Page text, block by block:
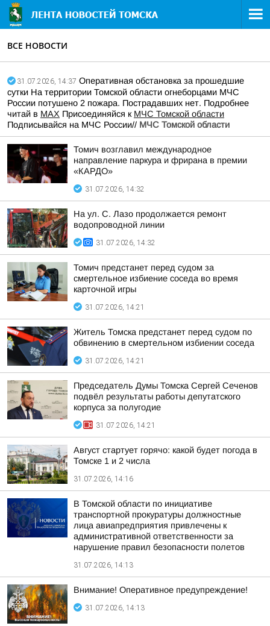
ВСЕ НОВОСТИ
31.07.2026, 14:37 Оперативная обстановка за прошедшие
сутки На территории Томской области огнеборцами МЧС
России потушено 2 пожара. Пострадавших нет. Подробнее
читай в МАХ Присоединяйся к МЧС Томской области
Подписывайся на МЧС России// МЧС Томской области
Томич возглавил международное
направление паркура и фрирана в премии
«КАРДО»
31.07.2026, 14:32
На ул. С. Лазо продолжается ремонт
водопроводной линии
31.07.2026, 14:32
Томич предстанет перед судом за
смертельное избиение соседа во время
карточной игры
31.07.2026, 14:21
Житель Томска предстанет перед судом по
обвинению в смертельном избиении соседа
31.07.2026, 14:21
Председатель Думы Томска Сергей Сеченов
подвёл результаты работы депутатского
корпуса за полугодие
31.07.2026, 14:21
Август стартует горячо: какой будет погода в
Томске 1 и 2 числа
31.07.2026, 14:16
В Томской области по инициативе
транспортной прокуратуры должностные
лица авиапредприятия привлечены к
административной ответственности за
нарушение правил безопасности полетов
31.07.2026, 14:13
Внимание! Оперативное предупреждение!
31.07.2026, 14:13